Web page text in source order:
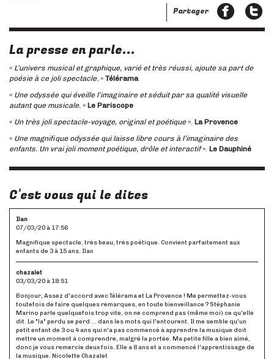
Partager
La presse en parle...
« L’univers musical et graphique, varié et très réussi, ajoute sa part de
poésie à ce joli spectacle. » Télérama
« Une odyssée qui éveille l’imaginaire et séduit par sa qualité visuelle
autant que musicale. » Le Pariscope
« Un très joli spectacle-voyage, original et poétique». La Provence
« Une magnifique odyssée qui laisse libre cours à l’imaginaire des
enfants. Un vrai joli moment poétique, drôle et interactif». Le Dauphiné
C'est vous qui le dites
Ilan
07/03/20 à 17:56
Magnifique spectacle, très beau, très poétique. Convient parfaitement aux
enfants de 3 à 15 ans. Ilan
chazalet
03/03/20 à 18:51
Bonjour, Assez d'accord avec Télérama et La Provence ! Me permettez-vous
toutefois de faire quelques remarques, en toute bienveillance ? Stéphanie
Marino parle quelquefois trop vite, on ne comprend pas (même moi) ce qu'elle
dit. Le "la" perdu se perd ... dans les mots qui l'entourent. Il me semble qu'un
petit enfant de 3 ou 4 ans qui n'a pas commencé à apprendre la musique doit
mettre un moment à comprendre, malgré la portée. Ma petite fille a bien aimé,
donc je vous remercie deux fois. Elle a 8 ans et a commencé l'apprentissage de
la musique. Nicolette Chazalet